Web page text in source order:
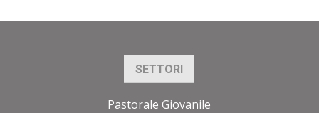
SETTORI
Pastorale Giovanile